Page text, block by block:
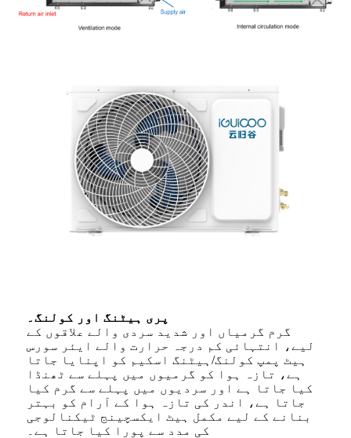
پری ہیٹنگ اور کولنگ۔
گرم گرمیاں اور شدید سردی والے علاقوں کے
لیے، انتہائی کم درجہ حرارت والے ایئر سورس
ہیٹ پمپ کولنگ/ہیٹنگ اسکیم کو اپنایا جاتا
ہے، تازہ ہوا کو گرمیوں میں پہلے سے ٹھنڈا
کیا جاتا ہے اور سردیوں میں پہلے سے گرم کیا
جاتا ہے، اندر کی تازہ ہوا کے آرام کو بہتر
بنانے کے لیے مکمل ہیٹ ایکسچینج ٹیکنالوجی
کی مدد سے پورا کیا جاتا ہے۔